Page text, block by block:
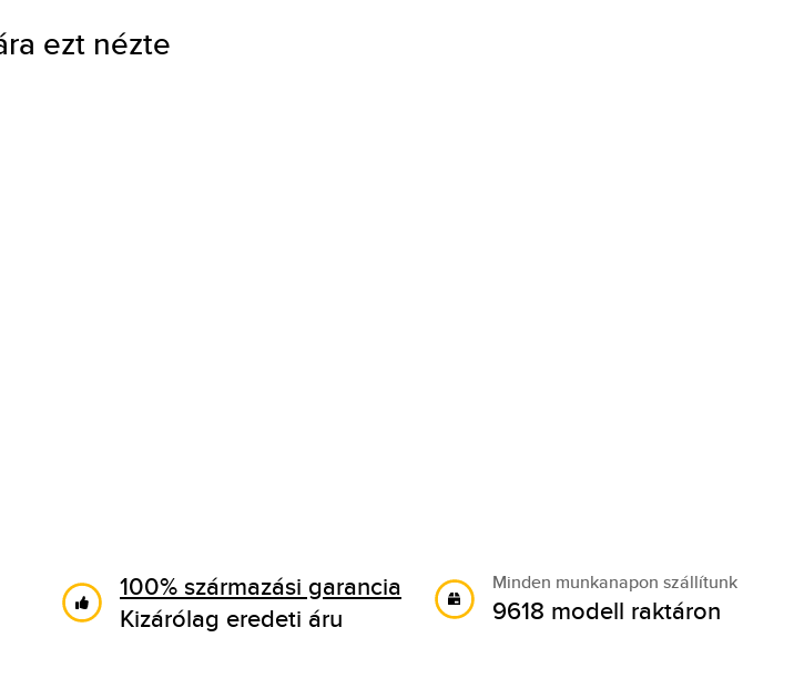
ezt nézte
100% származási garancia
Kizárólag eredeti áru
Minden munkanapon szállítunk
9618 modell raktáron